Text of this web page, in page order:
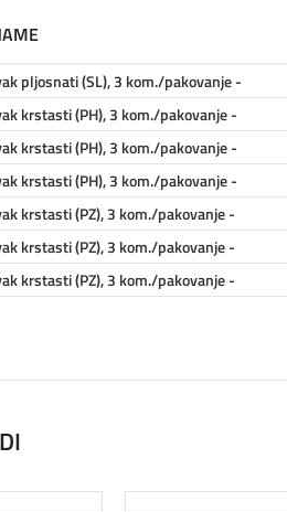
pljosnati (SL), 3 kom./pakovanje -
krstasti (PH), 3 kom./pakovanje -
krstasti (PH), 3 kom./pakovanje -
krstasti (PH), 3 kom./pakovanje -
krstasti (PZ), 3 kom./pakovanje -
krstasti (PZ), 3 kom./pakovanje -
krstasti (PZ), 3 kom./pakovanje -